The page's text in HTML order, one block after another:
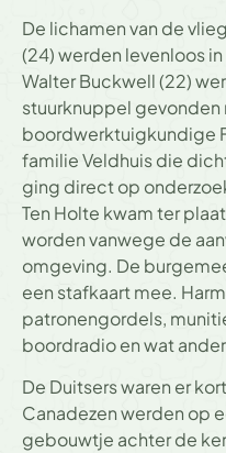
De lichamen van de
(24) werden levenloos
Walter Buckwell (22)
stuurknuppel gevonden
boordwerktuigkundige
familie Veldhuis die
ging direct op
Ten Holte kwam ter
worden vanwege de
omgeving. De
een stafkaart mee.
patronengordels,
boordradio en wat
De Duitsers waren er
Canadezen werden op
gebouwtje achter de